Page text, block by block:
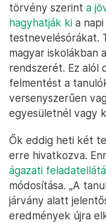
törvény szerint a
hagyhatják ki a
testnevelésórákat.
magyar iskolákban
rendszerét. Ez alól
felmentést a
versenyszerűen
egyesületnél vagy
Ők eddig heti két
erre hivatkozva.
ágazati
módosítása. „A
járvány alatt
eredmények újra